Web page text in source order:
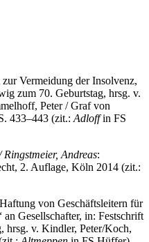
Vermeidung der Insolvenz,
zum 70. Geburtstag, hrsg. v.
Peter / Graf von
433–443 (zit.: Adloffin FS
Andreas:
2. Auflage, Köln 2014 (zit.:
von Geschäftsleitern für
Gesellschafter, in: Festschrift
hrsg. v. Kindler, Peter/Koch,